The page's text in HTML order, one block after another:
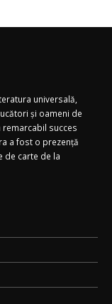
universală,
și oameni de
remarcabil succes
a fost o prezență
de carte de la